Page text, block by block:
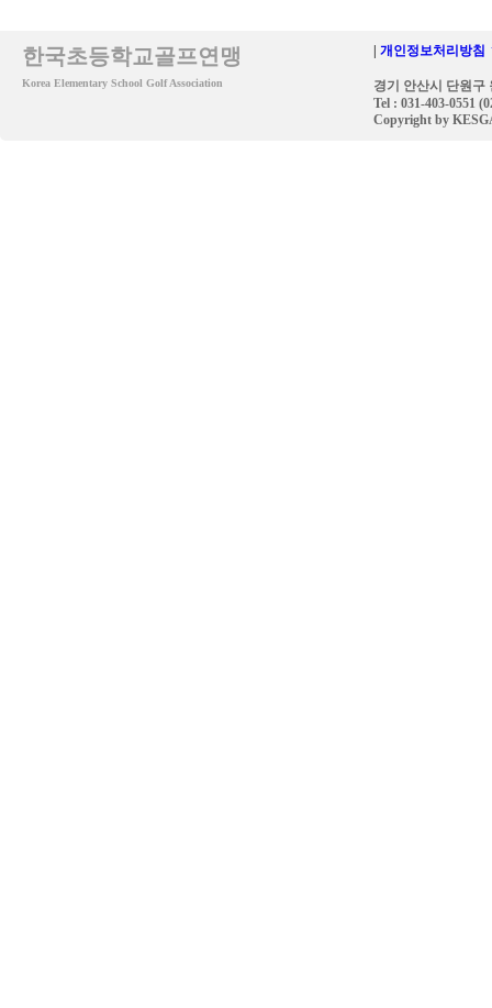
한국초등학교골프연맹
Korea Elementary School Golf Association
| 개인정보처리방
경기 안산시 단원구
Tel : 031-403-0551
Copyright by